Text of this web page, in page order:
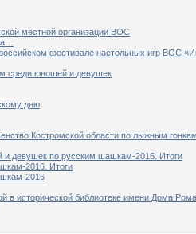
местной организации ВОС
фестивале настольных игр ВОС
среди юношей и девушек
дню
Костромской области по лыжным
и девушек по русским шашкам-2016. Итоги
2016. Итоги
2016
в исторической библиотеке имени Дома